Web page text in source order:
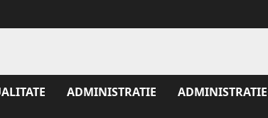
ADMINISTRATIE ADMINISTRATIE